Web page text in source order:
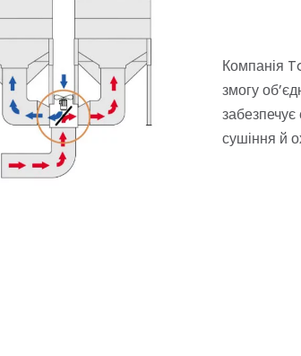
Компанія
змогу
сушіння й